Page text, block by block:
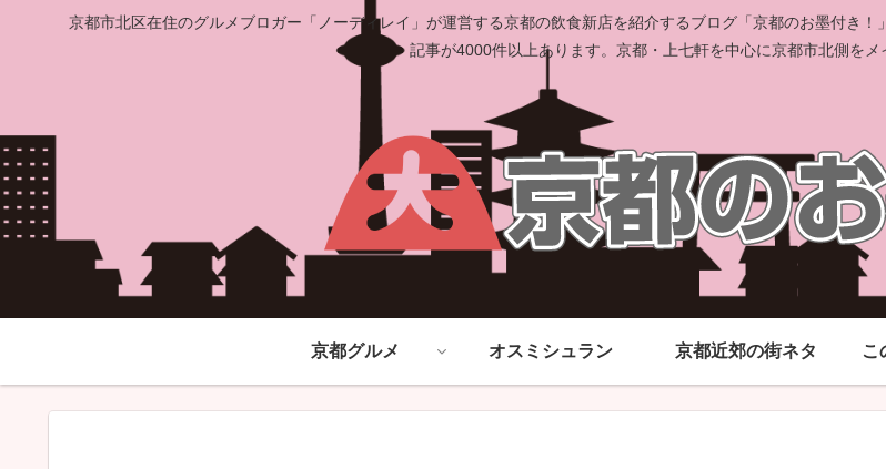
京都市北区在住のグルメブロガー「ノーディレイ」が運営する京都の飲食新店を紹介するブログ「京都のお墨付き
記事が4000件以上あります。京都・上七軒を中心に京都市北側をメ
京都グルメ オスミシュラン 京都近郊の街ネタ こ